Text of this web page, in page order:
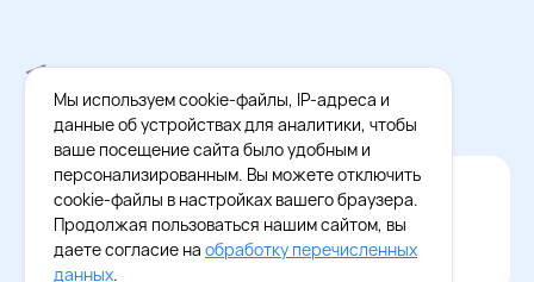
Мы в Телеграм
Документы об обработке персональных данных
Охрана труда – результаты СОУТ
Официальное приложение Восток - Запад
Cкачайте бесплатное приложение
Мы используем cookie-файлы, IP-адреса и
данные об устройствах для аналитики, чтобы
ваше посещение сайта было удобным и
персонализированным. Вы можете отключить
cookie-файлы в настройках вашего браузера.
Продолжая пользоваться нашим сайтом, вы
даете согласие на обработку перечисленных
данных.